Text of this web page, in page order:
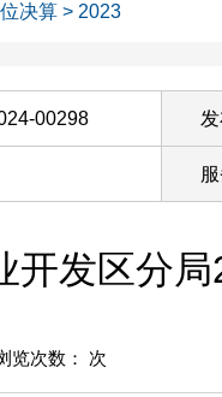
决算 > 2023
00298
开发区分
览次数： 次